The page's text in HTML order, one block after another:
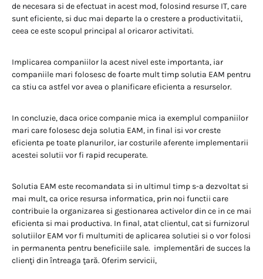
de necesara si de efectuat in acest mod, folosind resurse IT, care
sunt eficiente, si duc mai departe la o crestere a productivitatii,
ceea ce este scopul principal al oricaror activitati.
Implicarea companiilor la acest nivel este importanta, iar
companiile mari folosesc de foarte mult timp solutia EAM pentru
ca stiu ca astfel vor avea o planificare eficienta a resurselor.
In concluzie, daca orice companie mica ia exemplul companiilor
mari care folosesc deja solutia EAM, in final isi vor creste
eficienta pe toate planurilor, iar costurile aferente implementarii
acestei solutii vor fi rapid recuperate.
Solutia EAM este recomandata si in ultimul timp s-a dezvoltat si
mai mult, ca orice resursa informatica, prin noi functii care
contribuie la organizarea si gestionarea activelor din ce in ce mai
eficienta si mai productiva. In final, atat clientul, cat si furnizorul
solutiilor EAM vor fi multumiti de aplicarea solutiei si o vor folosi
in permanenta pentru beneficiile sale. implementări de succes la
clienţi din întreaga ţară. Oferim servicii,